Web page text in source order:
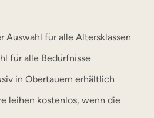
Auswahl für alle Altersklassen
für alle Bedürfnisse
in Obertauern erhältlich
leihen kostenlos, wenn die